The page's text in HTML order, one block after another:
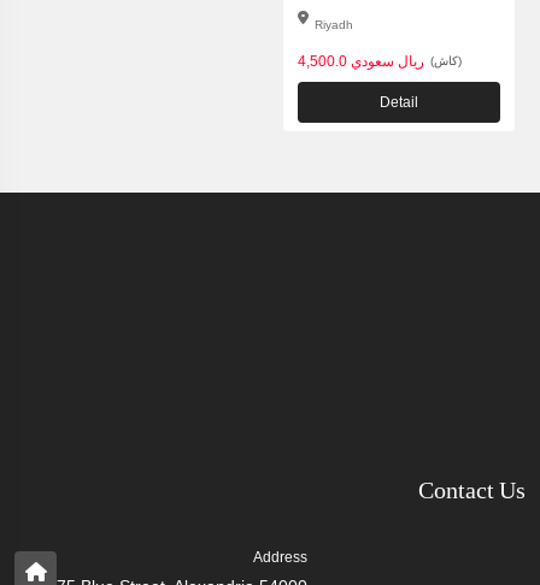
Riyadh
4,500.0 ريال سعودي (كاش)
Detail
Contact Us
Address